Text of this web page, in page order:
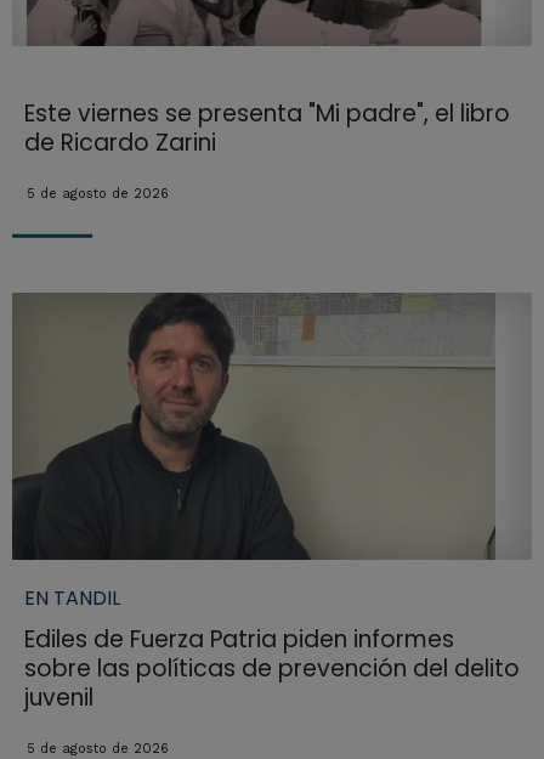
Este viernes se presenta "Mi padre", el libro
de Ricardo Zarini
5 de agosto de 2026
EN TANDIL
Ediles de Fuerza Patria piden informes
sobre las políticas de prevención del delito
juvenil
5 de agosto de 2026